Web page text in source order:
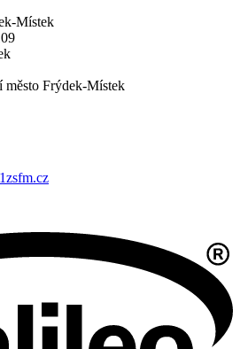
Místek
město Frýdek-Místek